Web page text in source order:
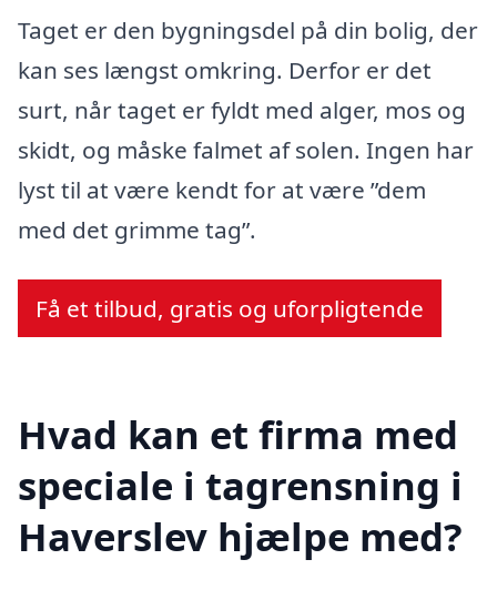
Taget er den bygningsdel på din bolig, der
kan ses længst omkring. Derfor er det
surt, når taget er fyldt med alger, mos og
skidt, og måske falmet af solen. Ingen har
lyst til at være kendt for at være ”dem
med det grimme tag”.
Få et tilbud, gratis og uforpligtende
Hvad kan et firma med
speciale i tagrensning i
Haverslev hjælpe med?